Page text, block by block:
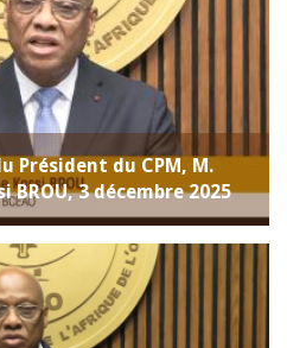
Président du CPM, M.
BROU, 3 décembre 2025